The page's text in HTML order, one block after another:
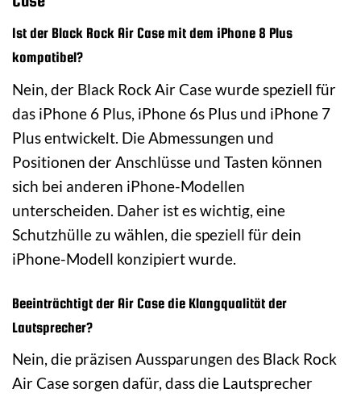
Ist der Black Rock Air Case mit dem iPhone 8 Plus
kompatibel?
Nein, der Black Rock Air Case wurde speziell für
das iPhone 6 Plus, iPhone 6s Plus und iPhone 7
Plus entwickelt. Die Abmessungen und
Positionen der Anschlüsse und Tasten können
sich bei anderen iPhone-Modellen
unterscheiden. Daher ist es wichtig, eine
Schutzhülle zu wählen, die speziell für dein
iPhone-Modell konzipiert wurde.
Beeinträchtigt der Air Case die Klangqualität der
Lautsprecher?
Nein, die präzisen Aussparungen des Black Rock
Air Case sorgen dafür, dass die Lautsprecher